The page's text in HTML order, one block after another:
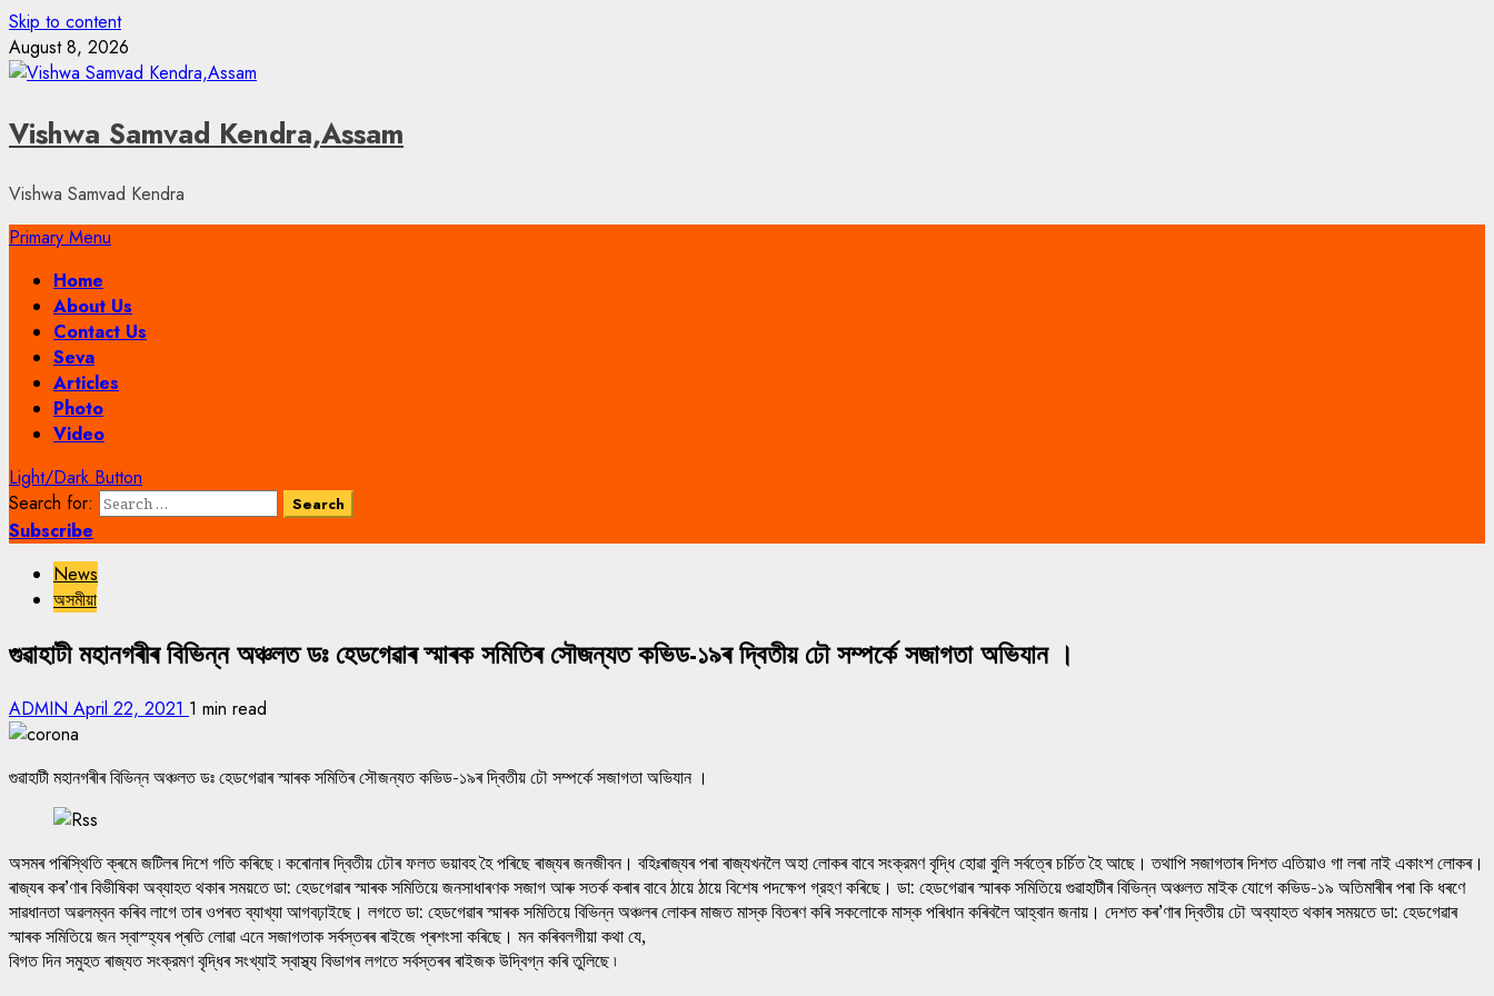
Skip to content
August 8, 2026
Vishwa Samvad Kendra,Assam
Vishwa Samvad Kendra
Primary Menu
Home
About Us
Contact Us
Seva
Articles
Photo
Video
Light/Dark Button
Search for:
Subscribe
News
অসমীয়া
গুৱাহাটী মহানগৰীৰ বিভিন্ন অঞ্চলত ডঃ হেডগেৱাৰ স্মাৰক সমিতিৰ সৌজন্যত কভিড-১৯ৰ দ্বিতীয় ঢৌ সম্পৰ্কে সজাগতা অভিযান ।
ADMIN April 22, 2021 1 min read
গুৱাহাটী মহানগৰীৰ বিভিন্ন অঞ্চলত ডঃ হেডগেৱাৰ স্মাৰক সমিতিৰ সৌজন্যত কভিড-১৯ৰ দ্বিতীয় ঢৌ সম্পৰ্কে সজাগতা অভিযান ।
অসমৰ পৰিস্থিতি ক্ৰমে জটিলৰ দিশে গতি কৰিছে ৷ কৰোনাৰ দ্বিতীয় ঢৌৰ ফলত ভয়াবহ হৈ পৰিছে ৰাজ্যৰ জনজীবন। বহিঃৰাজ্যৰ পৰা ৰাজ্যখনলৈ অহা লোকৰ বাবে সংক্রমণ বৃদ্ধি হোৱা বুলি সৰ্বত্ৰে চৰ্চিত হৈ আছে। তথাপি সজাগতাৰ দিশত এতিয়াও গা লৰা নাই একাংশ লোকৰ।
ৰাজ্যৰ কৰ’ণাৰ বিভীষিকা অব্যাহত থকাৰ সময়তে ডা: হেডগেৱাৰ স্মাৰক সমিতিয়ে জনসাধাৰণক সজাগ আৰু সতৰ্ক কৰাৰ বাবে ঠায়ে ঠায়ে বিশেষ পদক্ষেপ গ্রহণ কৰিছে। ডা: হেডগেৱাৰ স্মাৰক সমিতিয়ে গুৱাহাটীৰ বিভিন্ন অঞ্চলত মাইক যোগে কভিড-১৯ অতিমাৰীৰ পৰা কি ধৰণে
সাৱধানতা অৱলম্বন কৰিব লাগে তাৰ ওপৰত ব্যাখ্যা আগবঢ়াইছে। লগতে ডা: হেডগেৱাৰ স্মাৰক সমিতিয়ে বিভিন্ন অঞ্চলৰ লোকৰ মাজত মাস্ক বিতৰণ কৰি সকলোকে মাস্ক পৰিধান কৰিবলৈ আহ্বান জনায়। দেশত কৰ’ণাৰ দ্বিতীয় ঢৌ অব্যাহত থকাৰ সময়তে ডা: হেডগেৱাৰ
স্মাৰক সমিতিয়ে জন স্বাস্হ্যৰ প্ৰতি লোৱা এনে সজাগতাক সৰ্বস্তৰৰ ৰাইজে প্ৰশংসা কৰিছে। মন কৰিবলগীয়া কথা যে,
বিগত দিন সমুহত ৰাজ্যত সংক্রমণ বৃদ্ধিৰ সংখ্যাই স্বাস্থ্য বিভাগৰ লগতে সৰ্বস্তৰৰ ৰাইজক উদ্বিগ্ন কৰি তুলিছে ৷